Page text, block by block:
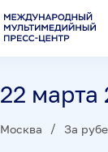
22 марта
Москва За